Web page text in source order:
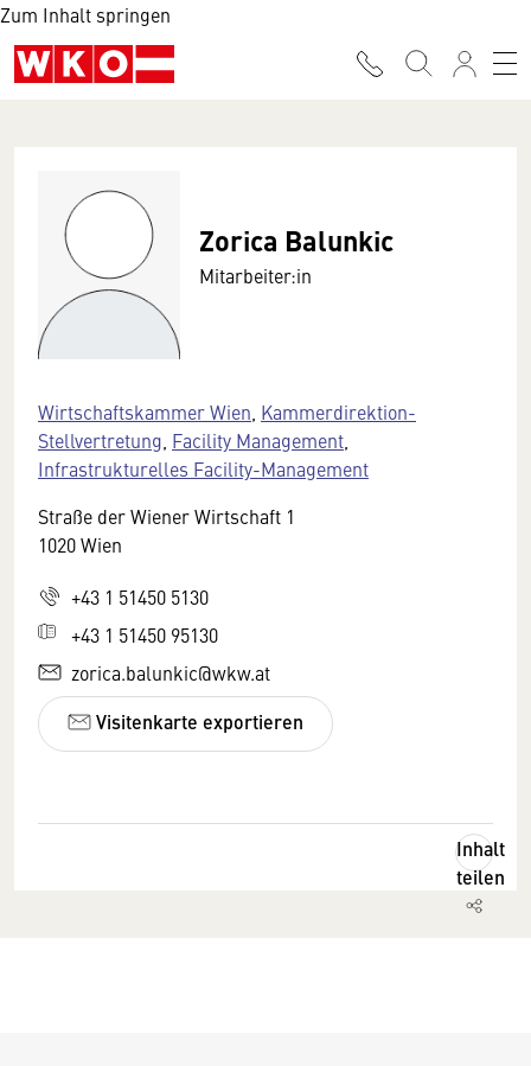
Zum Inhalt springen
Zorica Balunkic
Mitarbeiter:in
Wirtschaftskammer Wien Kammerdirektion-
Stellvertretung Facility Management
Infrastrukturelles Facility-Management
Straße der Wiener Wirtschaft 1
1020 Wien
+43 1 51450 5130
+43 1 51450 95130
zorica.balunkic@wkw.at
Visitenkarte exportieren
Inhalt
teilen